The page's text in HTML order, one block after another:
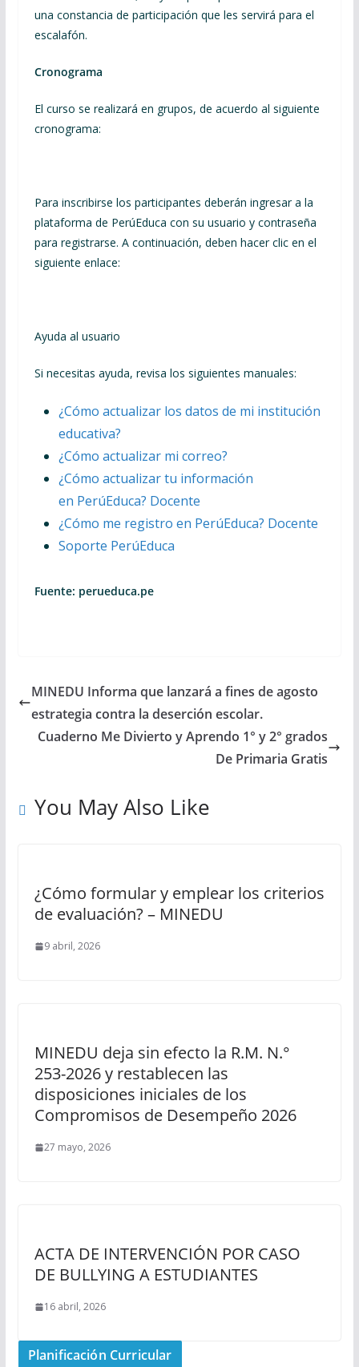
una constancia de participación que les servirá para el
escalafón.
Cronograma
El curso se realizará en grupos, de acuerdo al siguiente
cronograma:
Para inscribirse los participantes deberán ingresar a la
plataforma de PerúEduca con su usuario y contraseña
para registrarse. A continuación, deben hacer clic en el
siguiente enlace:
Ayuda al usuario
Si necesitas ayuda, revisa los siguientes manuales:
¿Cómo actualizar los datos de mi institución
educativa?
¿Cómo actualizar mi correo?
¿Cómo actualizar tu información
en PerúEduca? Docente
¿Cómo me registro en PerúEduca? Docente
Soporte PerúEduca
Fuente: perueduca.pe
MINEDU Informa que lanzará a fines de agosto
estrategia contra la deserción escolar.
Cuaderno Me Divierto y Aprendo 1° y 2° grados
De Primaria Gratis
You May Also Like
¿Cómo formular y emplear los criterios
de evaluación? – MINEDU
9 abril, 2026
MINEDU deja sin efecto la R.M. N.°
253-2026 y restablecen las
disposiciones iniciales de los
Compromisos de Desempeño 2026
27 mayo, 2026
ACTA DE INTERVENCIÓN POR CASO
DE BULLYING A ESTUDIANTES
16 abril, 2026
Planificación Curricular